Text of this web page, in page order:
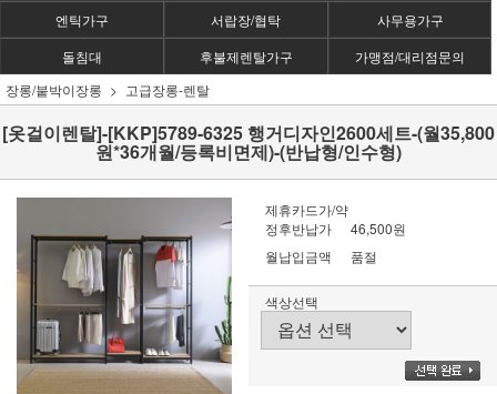
엔틱가구
서랍장/협탁
사무용가구
돌침대
후불제렌탈가구
가맹점/대리점문의
장롱/붙박이장롱
고급장롱-렌탈
[옷걸이렌탈]-[KKP]5789-6325 행거디자인2600세트-(월35,800
원*36개월/등록비면제)-(반납형/인수형)
제휴카드가/약
정후반납가
46,500원
월납입금액
품절
색상선택